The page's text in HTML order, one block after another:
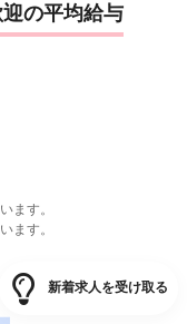
の平均給与
ます。
ます。
新着求人を受け取る